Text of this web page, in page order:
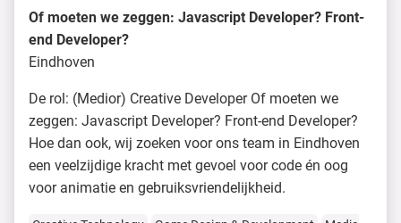
Of moeten we zeggen: Javascript Developer? Front-
end Developer?
Eindhoven
De rol: (Medior) Creative Developer Of moeten we
zeggen: Javascript Developer? Front-end Developer?
Hoe dan ook, wij zoeken voor ons team in Eindhoven
een veelzijdige kracht met gevoel voor code én oog
voor animatie en gebruiksvriendelijkheid.